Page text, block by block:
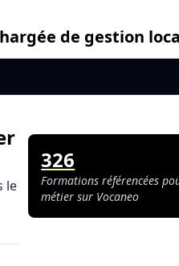
de gestion
le
326
Formations référencées
métier sur Vocaneo